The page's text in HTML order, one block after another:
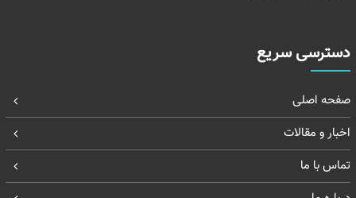
دسترسی سریع
صفحه اصلی
اخبار و مقالات
تماس با ما